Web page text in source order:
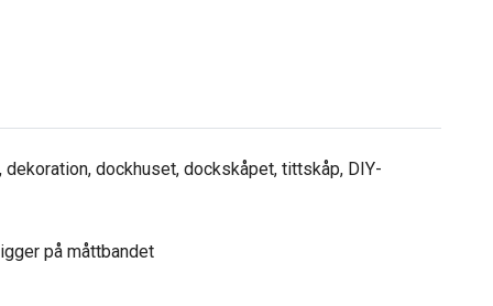
dockhuset, dockskåpet, tittskåp, DIY-
på måttbandet